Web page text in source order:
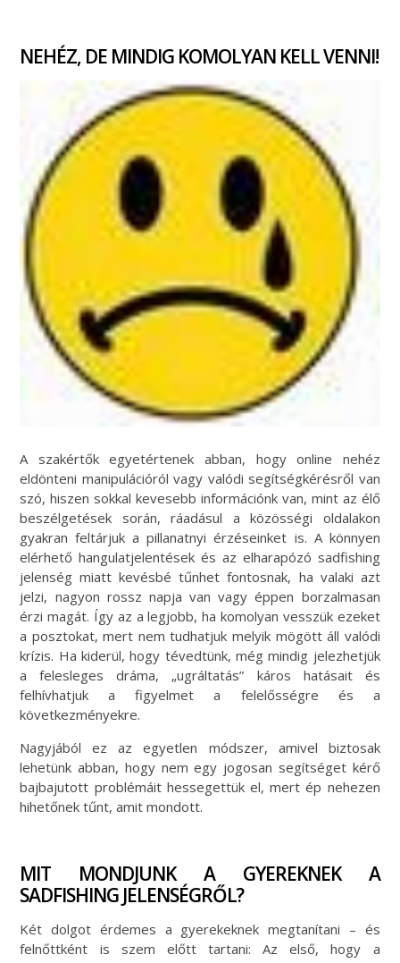
NEHÉZ, DE MINDIG KOMOLYAN KELL VENNI!
A szakértők egyetértenek abban, hogy online nehéz
eldönteni manipulációról vagy valódi segítségkérésről van
szó, hiszen sokkal kevesebb információnk van, mint az élő
beszélgetések során, ráadásul a közösségi oldalakon
gyakran feltárjuk a pillanatnyi érzéseinket is. A könnyen
elérhető hangulatjelentések és az elharapózó sadfishing
jelenség miatt kevésbé tűnhet fontosnak, ha valaki azt
jelzi, nagyon rossz napja van vagy éppen borzalmasan
érzi magát. Így az a legjobb, ha komolyan vesszük ezeket
a posztokat, mert nem tudhatjuk melyik mögött áll valódi
krízis. Ha kiderül, hogy tévedtünk, még mindig jelezhetjük
a felesleges dráma, „ugráltatás” káros hatásait és
felhívhatjuk a figyelmet a felelősségre és a
következményekre.
Nagyjából ez az egyetlen módszer, amivel biztosak
lehetünk abban, hogy nem egy jogosan segítséget kérő
bajbajutott problémáit hessegettük el, mert ép nehezen
hihetőnek tűnt, amit mondott.
MIT MONDJUNK A GYEREKNEK A
SADFISHING JELENSÉGRŐL?
Két dolgot érdemes a gyerekeknek megtanítani – és
felnőttként is szem előtt tartani: Az első, hogy a